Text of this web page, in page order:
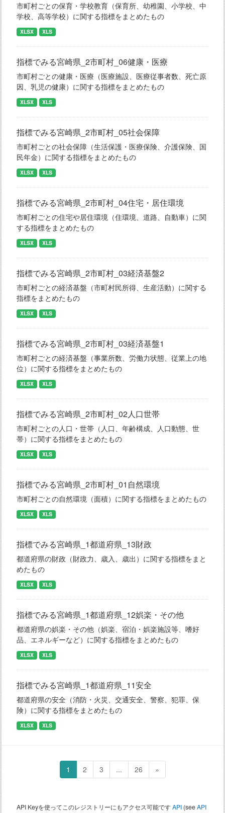
市町村ごとの保育・学校教育（保育所、幼稚園、小学校、中
学校、高等学校）に関する指標をまとめたもの
XLSX XLS
指標でみる宮崎県_2市町村_06健康・医療
市町村ごとの健康・医療（医療施設、医療従事者数、死亡原
因、乳児の健康）に関する指標をまとめたもの
XLSX XLS
指標でみる宮崎県_2市町村_05社会保障
市町村ごとの社会保障（生活保護・医療保険、介護保険、国
民年金）に関する指標をまとめたもの
XLSX XLS
指標でみる宮崎県_2市町村_04住宅・居住環境
市町村ごとの住宅や居住環境（住環境、道路、自動車）に関
する指標をまとめたもの
XLSX XLS
指標でみる宮崎県_2市町村_03経済基盤2
市町村ごとの経済基盤（市町村民所得、生産活動）に関する
指標をまとめたもの
XLSX XLS
指標でみる宮崎県_2市町村_03経済基盤1
市町村ごとの経済基盤（事業所数、労働力状態、従業上の地
位）に関する指標をまとめたもの
XLSX XLS
指標でみる宮崎県_2市町村_02人口世帯
市町村ごとの人口・世帯（人口、年齢構成、人口動態、世
帯）に関する指標をまとめたもの
XLSX XLS
指標でみる宮崎県_2市町村_01自然環境
市町村ごとの自然環境（面積）に関する指標をまとめたもの
XLSX XLS
指標でみる宮崎県_1都道府県_13財政
都道府県の財政（財政力、歳入、歳出）に関する指標をまと
めたもの
XLSX XLS
指標でみる宮崎県_1都道府県_12娯楽・その他
都道府県の娯楽・その他（娯楽、宿泊・娯楽施設等、嗜好
品、エネルギーなど）に関する指標をまとめたもの
XLSX XLS
指標でみる宮崎県_1都道府県_11安全
都道府県の安全（消防・火災、交通安全、警察、犯罪、保
険）に関する指標をまとめたもの
XLSX XLS
1 2 3 ... 26 »
API Keyを使ってこのレジストリーにもアクセス可能ですAPI (seeAPI